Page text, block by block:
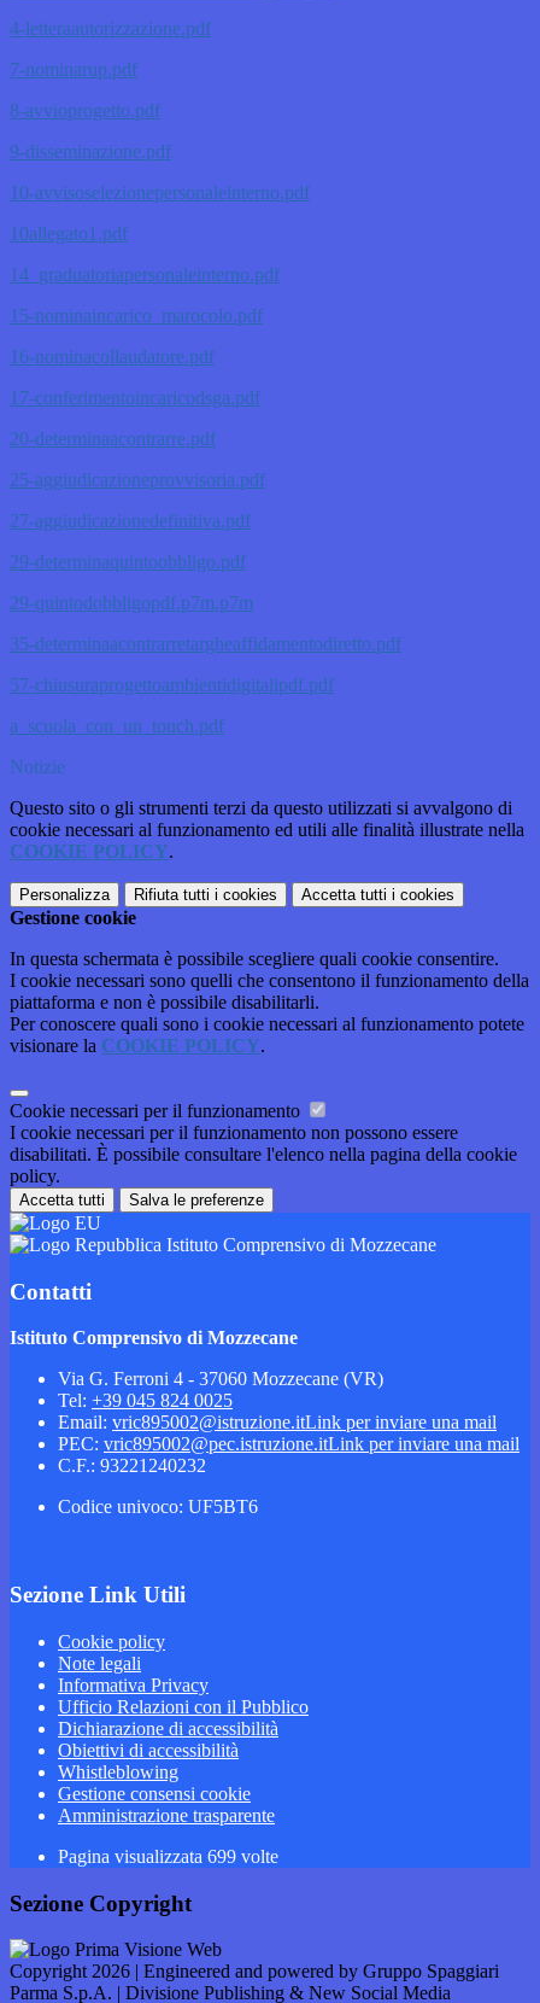
4-letteraautorizzazione.pdf
7-nominarup.pdf
8-avvioprogetto.pdf
9-disseminazione.pdf
10-avvisoselezionepersonaleinterno.pdf
10allegato1.pdf
14_graduatoriapersonaleinterno.pdf
15-nominaincarico_marocolo.pdf
16-nominacollaudatore.pdf
17-conferimentoincaricodsga.pdf
20-determinaacontrarre.pdf
25-aggiudicazioneprovvisoria.pdf
27-aggiudicazionedefinitiva.pdf
29-determinaquintoobbligo.pdf
29-quintodobbligopdf.p7m.p7m
35-determinaacontrarretargheaffidamentodiretto.pdf
57-chiusuraprogettoambientidigitalipdf.pdf
a_scuola_con_un_touch.pdf
Notizie
Questo sito o gli strumenti terzi da questo utilizzati si avvalgono di
cookie necessari al funzionamento ed utili alle finalità illustrate nella
COOKIE POLICY.
Personalizza Rifiuta tutti i cookies Accetta tutti i cookies
Gestione cookie
In questa schermata è possibile scegliere quali cookie consentire.
I cookie necessari sono quelli che consentono il funzionamento della
piattaforma e non è possibile disabilitarli.
Per conoscere quali sono i cookie necessari al funzionamento potete
visionare la COOKIE POLICY.
Cookie necessari per il funzionamento
I cookie necessari per il funzionamento non possono essere
disabilitati. È possibile consultare l'elenco nella pagina della cookie
policy.
Accetta tutti Salva le preferenze
Istituto Comprensivo di Mozzecane
Contatti
Istituto Comprensivo di Mozzecane
Via G. Ferroni 4 - 37060 Mozzecane (VR)
Tel: +39 045 824 0025
Email: vric895002@istruzione.itLink per inviare una mail
PEC: vric895002@pec.istruzione.itLink per inviare una mail
C.F.: 93221240232
Codice univoco: UF5BT6
Sezione Link Utili
Cookie policy
Note legali
Informativa Privacy
Ufficio Relazioni con il Pubblico
Dichiarazione di accessibilità
Obiettivi di accessibilità
Whistleblowing
Gestione consensi cookie
Amministrazione trasparente
Pagina visualizzata 699 volte
Sezione Copyright
Copyright 2026 | Engineered and powered by Gruppo Spaggiari
Parma S.p.A. | Divisione Publishing & New Social Media